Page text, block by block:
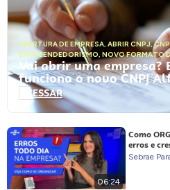
ABERTURA DE EMPRESA, ABRIR CNPJ,
EMPREENDEDORISMO, NOVO FORMATO
Vai abrir uma empresa?
funciona o novo CNPJ
ACESSAR
06:24
Como
erros e
Sebrae